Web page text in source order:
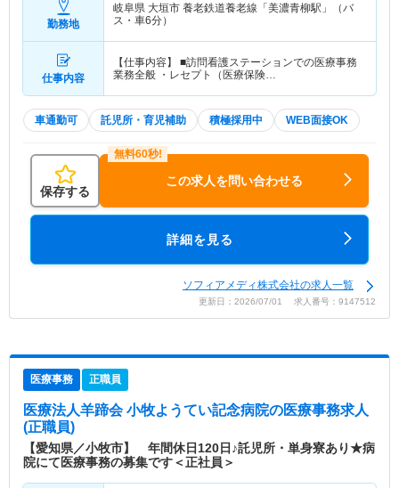
勤務地
岐阜県 大垣市 養老鉄道養老線「美濃青柳駅」（バ
ス・車6分）
仕事内容
【仕事内容】 ■訪問看護ステーションでの医療事務
業務全般 ・レセプト（医療保険…
車通勤可 託児所・育児補助 積極採用中 WEB面接OK
保存する
この求人を問い合わせる
詳細を見る
ソフィアメディ株式会社の求人一覧
更新日：2026/07/01 求人番号：9147512
医療事務 正職員
医療法人羊蹄会 小牧ようてい記念病院の医療事務求人
(正職員)
【愛知県／小牧市】 年間休日120日♪託児所・単身寮あり★病
院にて医療事務の募集です＜正社員＞